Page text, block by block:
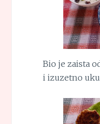
Bio je zaista
i izuzetno